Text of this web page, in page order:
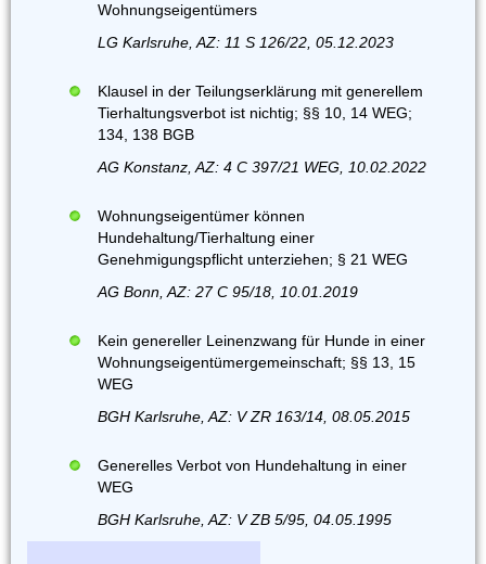
Wohnungseigentümers
LG Karlsruhe, AZ: 11 S 126/22, 05.12.2023
Klausel in der Teilungserklärung mit generellem
Tierhaltungsverbot ist nichtig; §§ 10, 14 WEG;
134, 138 BGB
AG Konstanz, AZ: 4 C 397/21 WEG, 10.02.2022
Wohnungseigentümer können
Hundehaltung/Tierhaltung einer
Genehmigungspflicht unterziehen; § 21 WEG
AG Bonn, AZ: 27 C 95/18, 10.01.2019
Kein genereller Leinenzwang für Hunde in einer
Wohnungseigentümergemeinschaft; §§ 13, 15
WEG
BGH Karlsruhe, AZ: V ZR 163/14, 08.05.2015
Generelles Verbot von Hundehaltung in einer
WEG
BGH Karlsruhe, AZ: V ZB 5/95, 04.05.1995